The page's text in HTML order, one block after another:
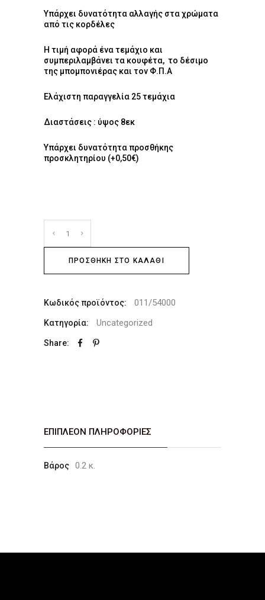
Υπάρχει δυνατότητα αλλαγής στα χρώματα
από τις κορδέλες
Η τιμή αφορά ένα τεμάχιο και
συμπεριλαμβάνει τα κουφέτα, το δέσιμο
της μπομπονιέρας και τον Φ.Π.Α
Ελάχιστη παραγγελία 25 τεμάχια
Διαστάσεις : ύψος 8εκ
Υπάρχει δυνατότητα προσθήκης
προσκλητηρίου (+0,50€)
ΠΡΟΣΘΉΚΗ ΣΤΟ ΚΑΛΆΘΙ
Κωδικός προϊόντος: 011/54000
Κατηγορία: Uncategorized
Share:
ΕΠΙΠΛΈΟΝ ΠΛΗΡΟΦΟΡΊΕΣ
Βάρος 0.2 κ.